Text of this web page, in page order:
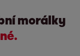
morálky